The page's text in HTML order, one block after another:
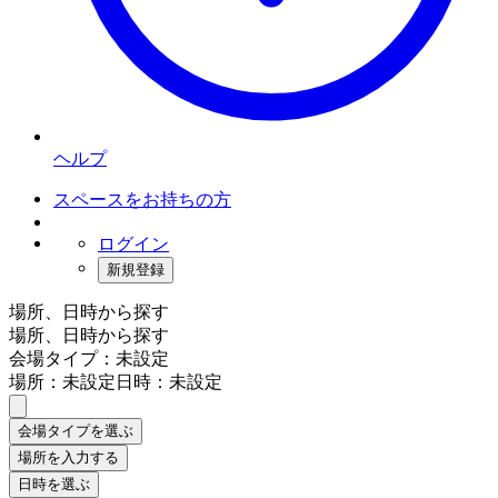
ヘルプ
スペースをお持ちの方
ログイン
新規登録
場所、日時から探す
場所、日時から探す
会場タイプ：未設定
場所：未設定日時：未設定
会場タイプを選ぶ
場所を入力する
日時を選ぶ